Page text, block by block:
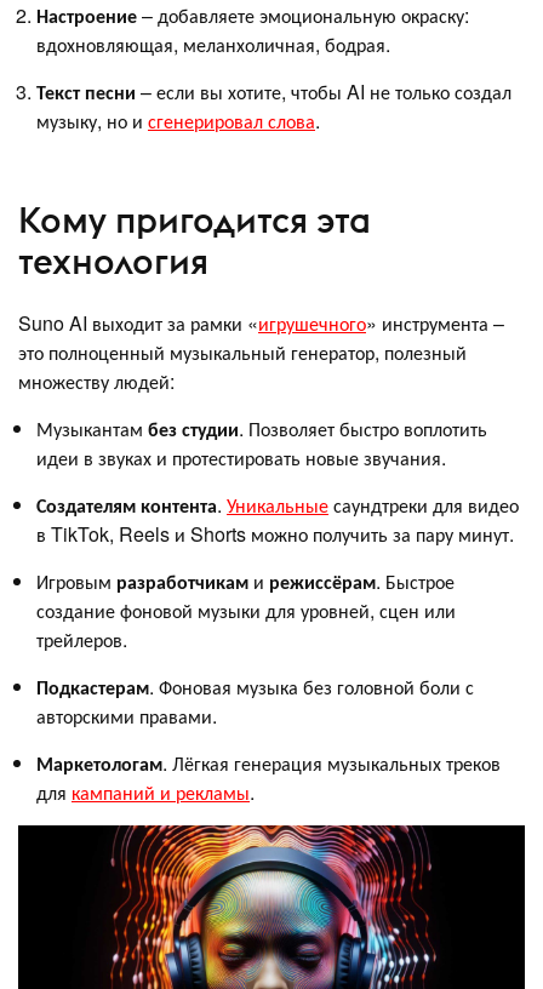
Настроение– добавляете эмоциональную окраску:
вдохновляющая, меланхоличная, бодрая.
Текст песни – если вы хотите, чтобы AI не только создал
музыку, но и сгенерировал слова.
Кому пригодится эта
технология
Suno AI выходит за рамки «игрушечного» инструмента –
это полноценный музыкальный генератор, полезный
множеству людей:
Музыкантам без студии. Позволяет быстро воплотить
идеи в звуках и протестировать новые звучания.
Создателям контента. Уникальныесаундтреки для видео
в TikTok, Reels и Shorts можно получить за пару минут.
Игровым разработчикам и режиссёрам. Быстрое
создание фоновой музыки для уровней, сцен или
трейлеров.
Подкастерам. Фоновая музыка без головной боли с
авторскими правами.
Маркетологам. Лёгкая генерация музыкальных треков
для кампаний и рекламы.